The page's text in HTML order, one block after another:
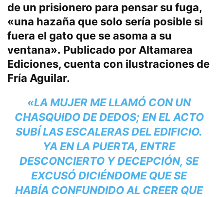
de un prisionero para pensar su fuga,
«una hazaña que solo sería posible si
fuera el gato que se asoma a su
ventana». Publicado por Altamarea
Ediciones, cuenta con ilustraciones de
Fría Aguilar.
«LA MUJER ME LLAMÓ CON UN
CHASQUIDO DE DEDOS; EN EL ACTO
SUBÍ LAS ESCALERAS DEL EDIFICIO.
YA EN LA PUERTA, ENTRE
DESCONCIERTO Y DECEPCIÓN, SE
EXCUSÓ DICIÉNDOME QUE SE
HABÍA CONFUNDIDO AL CREER QUE